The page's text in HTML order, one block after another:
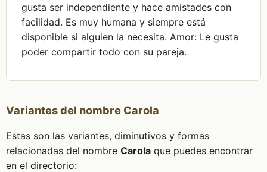
gusta ser independiente y hace amistades con
facilidad. Es muy humana y siempre está
disponible si alguien la necesita. Amor: Le gusta
poder compartir todo con su pareja.
Variantes del nombre Carola
Estas son las variantes, diminutivos y formas
relacionadas del nombre Carolaque puedes encontrar
en el directorio: